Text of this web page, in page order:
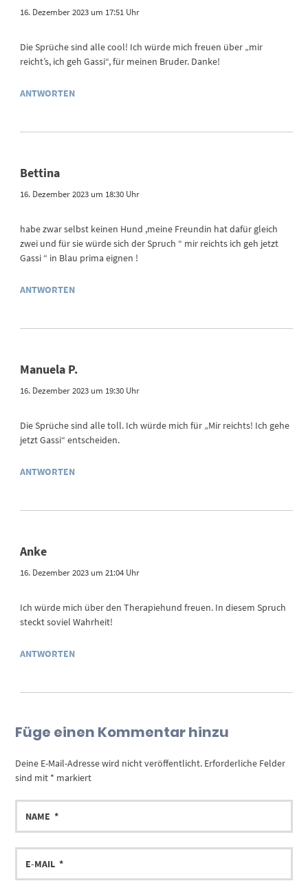
16. Dezember 2023 um 17:51 Uhr
Die Sprüche sind alle cool! Ich würde mich freuen über „mir
reicht’s, ich geh Gassi“, für meinen Bruder. Danke!
ANTWORTEN
Bettina
16. Dezember 2023 um 18:30 Uhr
habe zwar selbst keinen Hund ,meine Freundin hat dafür gleich
zwei und für sie würde sich der Spruch “ mir reichts ich geh jetzt
Gassi “ in Blau prima eignen !
ANTWORTEN
Manuela P.
16. Dezember 2023 um 19:30 Uhr
Die Sprüche sind alle toll. Ich würde mich für „Mir reichts! Ich gehe
jetzt Gassi“ entscheiden.
ANTWORTEN
Anke
16. Dezember 2023 um 21:04 Uhr
Ich würde mich über den Therapiehund freuen. In diesem Spruch
steckt soviel Wahrheit!
ANTWORTEN
Füge einen Kommentar hinzu
Deine E-Mail-Adresse wird nicht veröffentlicht. Erforderliche Felder
sind mit * markiert
NAME
E-
MAIL